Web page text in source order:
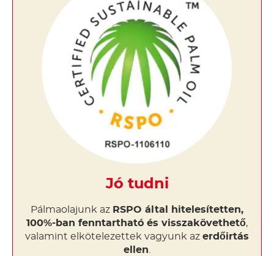
Jó tudni
Pálmaolajunk az RSPO által hitelesítetten,
100%-ban fenntartható és visszakövethető,
valamint elkötelezettek vagyunk az erdőirtás
ellen